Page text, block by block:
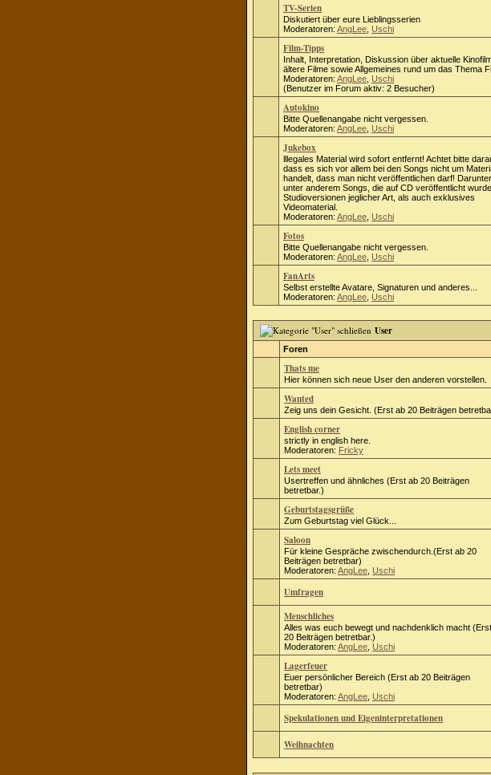
TV-Serien
Diskutiert über eure Lieblingsserien
Moderatoren: AngLee Uschi
Film-Tipps
Inhalt, Interpretation, Diskussion über aktuelle
ältere Filme sowie Allgemeines rund um das Thema
Moderatoren: AngLee Uschi
(Benutzer im Forum aktiv: 2 Besucher)
Autokino
Bitte Quellenangabe nicht vergessen.
Moderatoren: AngLee Uschi
Jukebox
lllegales Material wird sofort entfernt! Achtet bitte
dass es sich vor allem bei den Songs nicht um
handelt, dass man nicht veröffentlichen darf!
unter anderem Songs, die auf CD veröffentlicht
Studioversionen jeglicher Art, als auch exklusives
Videomaterial.
Moderatoren: AngLee Uschi
Fotos
Bitte Quellenangabe nicht vergessen.
Moderatoren: AngLee Uschi
FanArts
Selbst erstellte Avatare, Signaturen und anderes...
Moderatoren: AngLee Uschi
User
Foren
Thats me
Hier können sich neue User den anderen vorstellen.
Wanted
Zeig uns dein Gesicht. (Erst ab 20 Beiträgen
English corner
strictly in english here.
Moderatoren: Fricky
Lets meet
Usertreffen und ähnliches (Erst ab 20 Beiträgen
betretbar.)
Geburtstagsgrüße
Zum Geburtstag viel Glück...
Saloon
Für kleine Gespräche zwischendurch.(Erst ab 20
Beiträgen betretbar)
Moderatoren: AngLee Uschi
Umfragen
Menschliches
Alles was euch bewegt und nachdenklich macht
20 Beiträgen betretbar.)
Moderatoren: AngLee Uschi
Lagerfeuer
Euer persönlicher Bereich (Erst ab 20 Beiträgen
betretbar)
Moderatoren: AngLee Uschi
Spekulationen und Eigeninterpretationen
Weihnachten